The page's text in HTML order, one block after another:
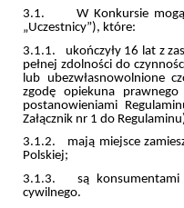
3.1. W Konkursie mogą
„Uczestnicy”), które:
3.1.1. ukończyły 16 lat z
pełnej zdolności do
lub ubezwłasnowolnione
zgodę opiekuna
postanowieniami
Załącznik nr 1 do
3.1.2. mają miejsce
Polskiej;
3.1.3. są konsumentami
cywilnego.